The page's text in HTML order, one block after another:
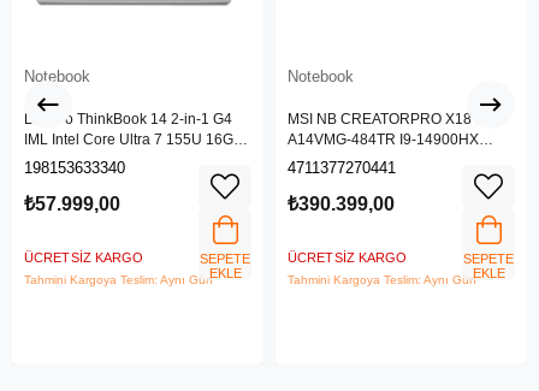
Notebook
Lenovo ThinkBook 14 2-in-1 G4
IML Intel Core Ultra 7 155U 16GB
512GB SSD 14" WUXGA IPS
Panel Freedos Dokunmatik Ekran
Laptop 21MX002VTR
198153633340
₺57.999,00
SEPETE
EKLE
ÜCRETSIZ KARGO
Tahmini Kargoya Teslim: Aynı Gün
Notebook
MSI NB CREATORPRO X18 HX
A14VMG-484TR I9-14900HX
128GB DDR5 RTX5000 ADA
GDDR6 16GB 4TB SSD 18.0
UHD+
4711377270441
₺390.399,00
SEPETE
EKLE
ÜCRETSIZ KARGO
Tahmini Kargoya Teslim: Aynı Gün